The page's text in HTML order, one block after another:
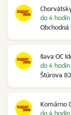
do 4 hodín
Ilava OC
Štúrova
do 4 hodín
Komárno
do 4 hodín